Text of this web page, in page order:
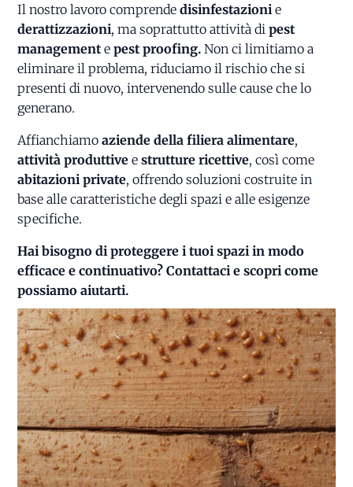
Il nostro lavoro comprendedisinfestazioni e
derattizzazioni, ma soprattutto attività dipest
management epest proofing. Non ci limitiamo a
eliminare il problema, riduciamo il rischio che si
presenti di nuovo, intervenendo sulle cause che lo
generano.
Affianchiamoaziende della filiera alimentare,
attività produttive estrutture ricettive, così come
abitazioni private, offrendo soluzioni costruite in
base alle caratteristiche degli spazi e alle esigenze
specifiche.
Hai bisogno di proteggere i tuoi spazi in modo
efficace e continuativo? Contattaci e scopri come
possiamo aiutarti.